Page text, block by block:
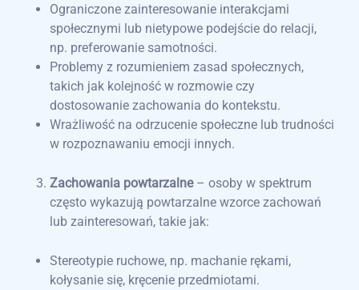
Ograniczone zainteresowanie interakcjami
społecznymi lub nietypowe podejście do relacji,
np. preferowanie samotności.
Problemy z rozumieniem zasad społecznych,
takich jak kolejność w rozmowie czy
dostosowanie zachowania do kontekstu.
Wrażliwość na odrzucenie społeczne lub trudności
w rozpoznawaniu emocji innych.
Zachowania powtarzalne– osoby w spektrum
często wykazują powtarzalne wzorce zachowań
lub zainteresowań, takie jak:
Stereotypie ruchowe, np. machanie rękami,
kołysanie się, kręcenie przedmiotami.